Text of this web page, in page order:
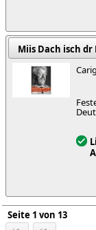
Miis Dach isch
Seite 1 von 13